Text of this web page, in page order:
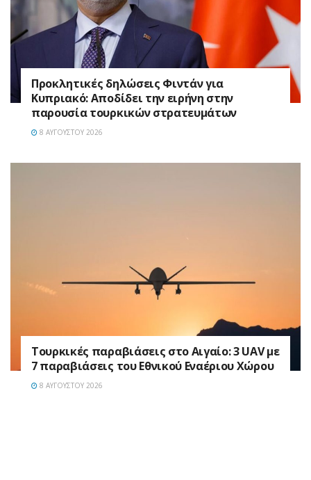
Προκλητικές δηλώσεις Φιντάν για
Κυπριακό: Αποδίδει την ειρήνη στην
παρουσία τουρκικών στρατευμάτων
8 ΑΥΓΟΎΣΤΟΥ 2026
Τουρκικές παραβιάσεις στο Αιγαίο: 3 UAV με
7 παραβιάσεις του Εθνικού Εναέριου Χώρου
8 ΑΥΓΟΎΣΤΟΥ 2026